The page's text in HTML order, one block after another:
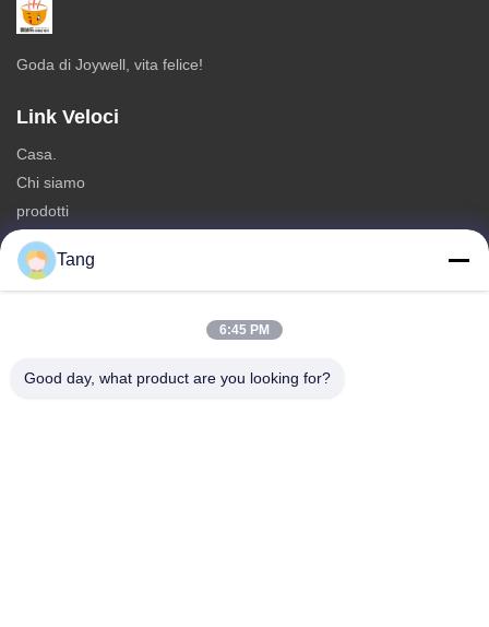
Goda di Joywell, vita felice!
Link Veloci
Casa.
Chi siamo
prodotti
Contattaci
Categorie
Spuntino della fava
Tang
6:45 PM
Good day, what product are you looking for?